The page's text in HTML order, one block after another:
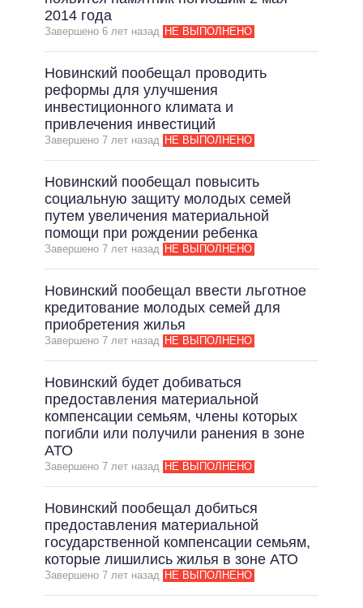
АРХИВНЫЕ ОБЕЩАНИЯ
2014 года
Завершено 6 лет назад НЕ ВЫПОЛНЕНО
Новинский пообещал проводить
реформы для улучшения
инвестиционного климата и
привлечения инвестиций
Завершено 7 лет назад НЕ ВЫПОЛНЕНО
Новинский пообещал повысить
социальную защиту молодых семей
путем увеличения материальной
помощи при рождении ребенка
Завершено 7 лет назад НЕ ВЫПОЛНЕНО
Новинский пообещал ввести льготное
кредитование молодых семей для
приобретения жилья
Завершено 7 лет назад НЕ ВЫПОЛНЕНО
Новинский будет добиваться
предоставления материальной
компенсации семьям, члены которых
погибли или получили ранения в зоне
АТО
Завершено 7 лет назад НЕ ВЫПОЛНЕНО
Новинский пообещал добиться
предоставления материальной
государственной компенсации семьям,
которые лишились жилья в зоне АТО
Завершено 7 лет назад НЕ ВЫПОЛНЕНО